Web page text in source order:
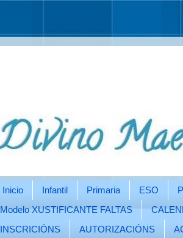
Inicio Infantil Primaria ESO
Modelo XUSTIFICANTE FALTAS
INSCRICIÓNS
AUTORIZACIÓNS